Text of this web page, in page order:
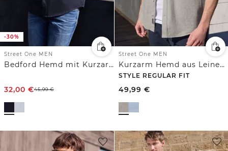
-30%
Street One MEN
Bedford Hemd mit Kurzarm und Tasche
32,00 €45,99€
Street One MEN
Kurzarm Hemd aus Leinenmix
STYLE REGULAR FIT
49,99 €